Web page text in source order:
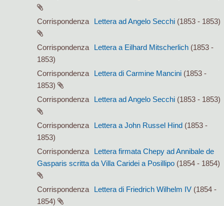
Corrispondenza Lettera ad Angelo Secchi (1853 - 1853)
Corrispondenza Lettera a Eilhard Mitscherlich (1853 -
1853)
Corrispondenza
Lettera di Carmine Mancini (1853 -
1853)
Corrispondenza
Lettera ad Angelo Secchi (1853 - 1853)
Corrispondenza Lettera a John Russel Hind (1853 -
1853)
Corrispondenza
Lettera firmata Chepy ad Annibale de
Gasparis scritta da Villa Caridei a Posillipo (1854 - 1854)
Corrispondenza Lettera di Friedrich Wilhelm IV (1854 -
1854)